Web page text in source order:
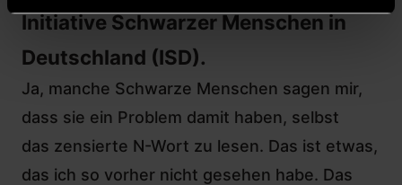
Initiative Schwarzer Menschen in
Deutschland (ISD).
Ja, manche Schwarze Menschen sagen mir,
dass sie ein Problem damit haben, selbst
das zensierte N-Wort zu lesen. Das ist etwas,
das ich so vorher nicht gesehen habe. Das